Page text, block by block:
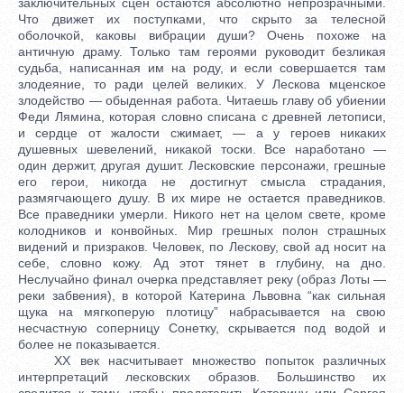
Что движет их поступками, что скрыто за телесной
оболочкой, каковы вибрации души? Очень похоже на
античную драму. Только там героями руководит безликая
судьба, написанная им на роду, и если совершается там
злодеяние, то ради целей великих. У Лескова мценское
злодейство — обыденная работа. Читаешь главу об убиении
Феди Лямина, которая словно списана с древней летописи,
и сердце от жалости сжимает, — а у героев никаких
душевных шевелений, никакой тоски. Все наработано —
один держит, другая душит. Лесковские персонажи, грешные
его герои, никогда не достигнут смысла страдания,
размягчающего душу. В их мире не остается праведников.
Все праведники умерли. Никого нет на целом свете, кроме
колодников и конвойных. Мир грешных полон страшных
видений и призраков. Человек, по Лескову, свой ад носит на
себе, словно кожу. Ад этот тянет в глубину, на дно.
Неслучайно финал очерка представляет реку (образ Лоты —
реки забвения), в которой Катерина Львовна “как сильная
щука на мягкоперую плотицу” набрасывается на свою
несчастную соперницу Сонетку, скрывается под водой и
более не показывается.
XX век насчитывает множество попыток различных
интерпретаций лесковских образов. Большинство их